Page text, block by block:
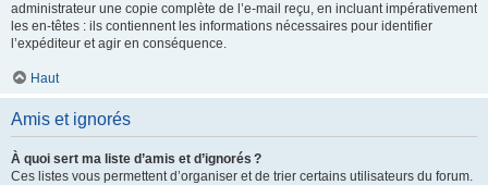
administrateur une copie complète de l’e-mail reçu, en incluant impérativement
les en-têtes : ils contiennent les informations nécessaires pour identifier
l’expéditeur et agir en conséquence.
Haut
Amis et ignorés
À quoi sert ma liste d’amis et d’ignorés ?
Ces listes vous permettent d’organiser et de trier certains utilisateurs du forum.